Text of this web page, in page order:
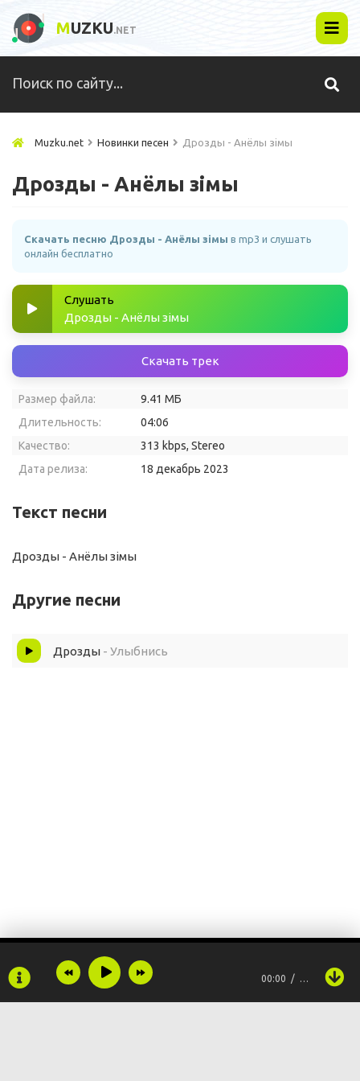
MUZKU.NET
Muzku.net Новинки песен Дрозды - Анёлы зiмы
Дрозды - Анёлы зiмы
Скачать песню Дрозды - Анёлы зiмы в mp3 и слушать
онлайн бесплатно
Слушать
Дрозды - Анёлы зiмы
Скачать трек
Размер файла:
9.41 МБ
Длительность:
04:06
Качество:
313 kbps, Stereo
Дата релиза:
18 декабрь 2023
Текст песни
Дрозды - Анёлы зiмы
Другие песни
Дрозды - Улыбнись
00:00